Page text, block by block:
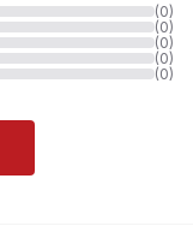
(0)
(0)
(0)
(0)
(0)